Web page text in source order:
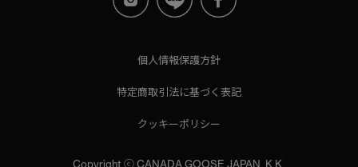
個人情報保護方針
特定商取引法に基づく表記
クッキーポリシー
Copyright ⓒ CANADA GOOSE JAPAN, K.K.